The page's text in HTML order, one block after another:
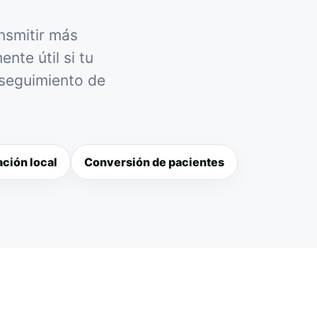
más
útil si tu
de
local Conversión de pacientes